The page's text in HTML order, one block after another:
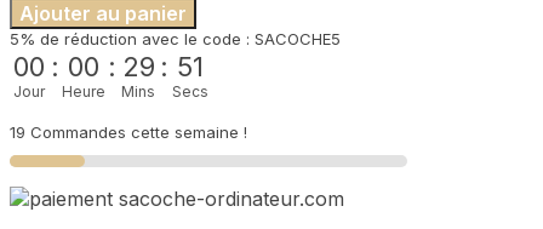
Ajouter au panier
5% de réduction avec le code : SACOCHE5
00
Jour
: 00
Heure
: 29
Mins
: 51
Secs
19 Commandes cette semaine !